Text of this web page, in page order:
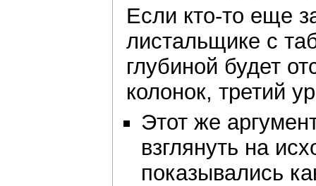
Если кто-то еще
листальщике с
глубиной будет
колонок, третий
Этот же
взглянуть на
показывались